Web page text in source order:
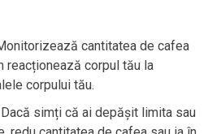
cantitatea de cafea
reacționează corpul tău la
corpului tău.
Dacă simți că ai depășit limita sau